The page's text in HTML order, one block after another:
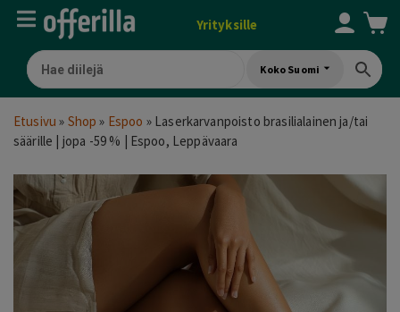
Yrityksille
Koko Suomi
Etusivu » Shop » Espoo » Laserkarvanpoisto brasilialainen ja/tai
säärille | jopa -59 % | Espoo, Leppävaara